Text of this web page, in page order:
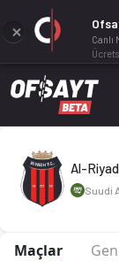
Al-Riyadh 26-27
Al-
Suudi
Maçlar
Canlı